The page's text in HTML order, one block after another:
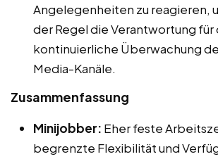
Angelegenheiten zu reagieren,
der Regel die Verantwortung für
kontinuierliche Überwachung
Media-Kanäle.
Zusammenfassung
Minijobber: Eher feste
begrenzte Flexibilität und